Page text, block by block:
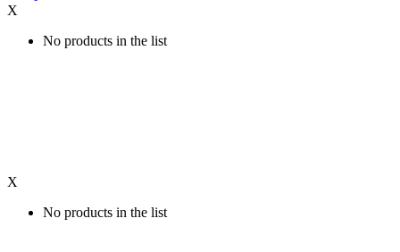
X
No products in the list
X
No products in the list